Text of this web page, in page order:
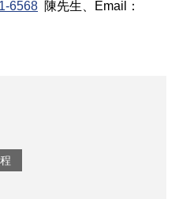
6568 陳先生 、Email：